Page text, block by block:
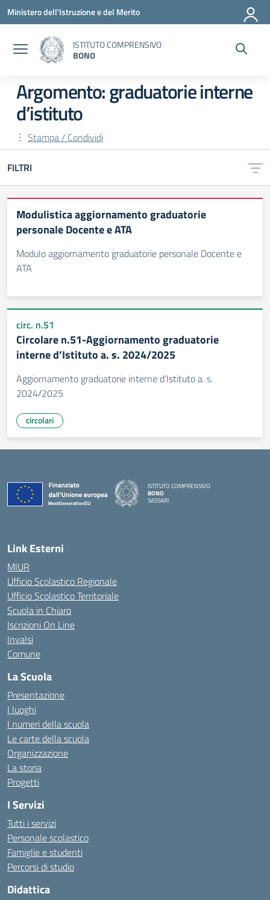
Vai ai contenuti
Vai al menu di navigazione
Vai al footer
Ministero dell'Istruzione e del Merito
ISTITUTO COMPRENSIVO
BONO
Argomento: graduatorie interne
d’istituto
Stampa / Condividi
FILTRI
Modulistica aggiornamento graduatorie
personale Docente e ATA
Modulo aggiornamento graduatorie personale Docente e
ATA
circ. n.51
Circolare n.51-Aggiornamento graduatorie
interne d’Istituto a. s. 2024/2025
Aggiornamento graduatorie interne d’Istituto a. s.
2024/2025
circolari
ISTITUTO COMPRENSIVO
BONO
SASSARI
Link Esterni
MIUR
Ufficio Scolastico Regionale
Ufficio Scolastico Territoriale
Scuola in Chiaro
Iscrizioni On Line
Invalsi
Comune
La Scuola
Presentazione
I luoghi
I numeri della scuola
Le carte della scuola
Organizzazione
La storia
Progetti
I Servizi
Tutti i servizi
Personale scolastico
Famiglie e studenti
Percorsi di studio
Didattica